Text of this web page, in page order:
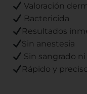
Valoración
Bactericida
Resultados
Sin anestesia
Sin sangrado
Rápido y